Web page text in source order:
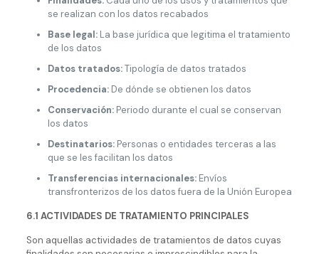
se realizan con los datos recabados
Base legal:La base jurídica que legitima el tratamiento
de los datos
Datos tratados:Tipología de datos tratados
Procedencia:De dónde se obtienen los datos
Conservación:Periodo durante el cual se conservan
los datos
Destinatarios:Personas o entidades terceras a las
que se les facilitan los datos
Transferencias internacionales:Envíos
transfronterizos de los datos fuera de la Unión Europea
6.1 ACTIVIDADES DE TRATAMIENTO PRINCIPALES
Son aquellas actividades de tratamientos de datos cuyas